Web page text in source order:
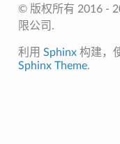
© 版权所有 2016 -
限公司.
利用 Sphinx构建，
Sphinx Theme.